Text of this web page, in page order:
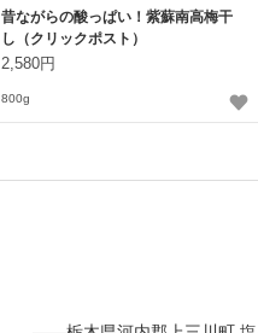
昔ながらの酸っぱい！紫蘇南高梅干
し（クリックポスト）
2,580円
800g